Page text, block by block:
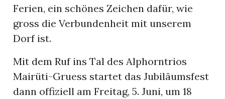
Ferien, ein schönes Zeichen dafür, wie
gross die Verbundenheit mit unserem
Dorf ist.
Mit dem Ruf ins Tal des Alphorntrios
Mairüti-Gruess startet das Jubiläumsfest
dann offiziell am Freitag, 5. Juni, um 18